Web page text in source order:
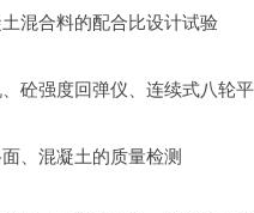
混合料的配合比设计试验
强度回弹仪、连续式八轮
、混凝土的质量检测